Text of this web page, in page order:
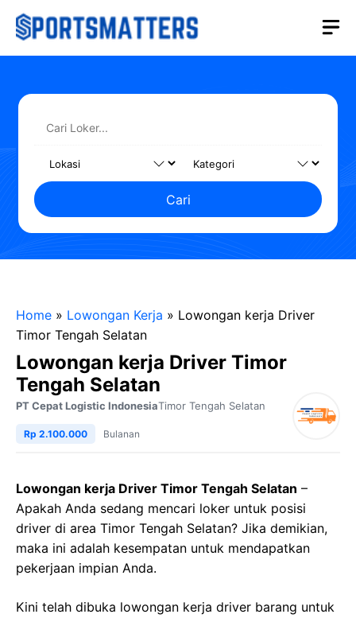
Langsung
Cari
Home » Lowongan Kerja » Lowongan kerja Driver
Timor Tengah Selatan
Lowongan kerja Driver Timor
Tengah Selatan
PT Cepat Logistic IndonesiaTimor Tengah Selatan
Rp 2.100.000 Bulanan
Lowongan kerja Driver Timor Tengah Selatan –
Apakah Anda sedang mencari loker untuk posisi
driver di area Timor Tengah Selatan? Jika demikian,
maka ini adalah kesempatan untuk mendapatkan
pekerjaan impian Anda.
Kini telah dibuka lowongan kerja driver barang untuk